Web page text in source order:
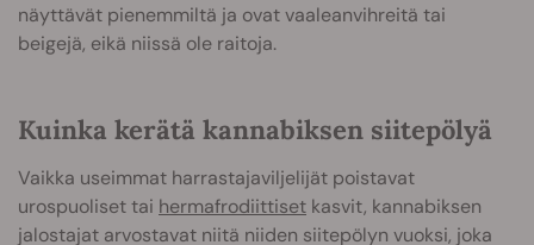
näyttävät pienemmiltä ja ovat vaaleanvihreitä tai
beigejä, eikä niissä ole raitoja.
Kuinka kerätä kannabiksen siitepölyä
Vaikka useimmat harrastajaviljelijät poistavat
urospuoliset tai hermafrodiittiset kasvit, kannabiksen
jalostajat arvostavat niitä niiden siitepölyn vuoksi, joka